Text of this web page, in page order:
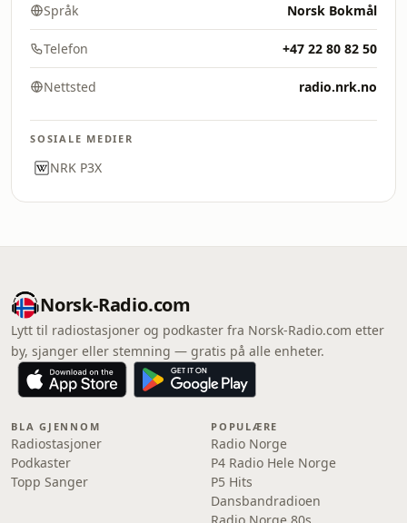
Språk Norsk Bokmål
Telefon +47 22 80 82 50
Nettsted radio.nrk.no
SOSIALE MEDIER
NRK P3X
Norsk-Radio.com
Lytt til radiostasjoner og podkaster fra Norsk-Radio.com etter
by, sjanger eller stemning — gratis på alle enheter.
BLA GJENNOM
Radiostasjoner
Podkaster
Topp Sanger
POPULÆRE
Radio Norge
P4 Radio Hele Norge
P5 Hits
Dansbandradioen